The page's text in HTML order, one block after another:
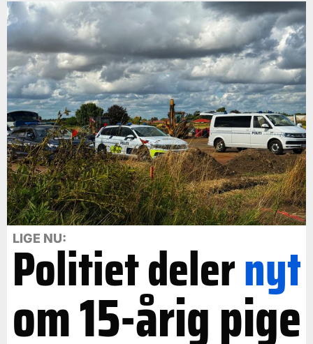
LIGE NU:
Politiet delernyt
om 15-årig pige